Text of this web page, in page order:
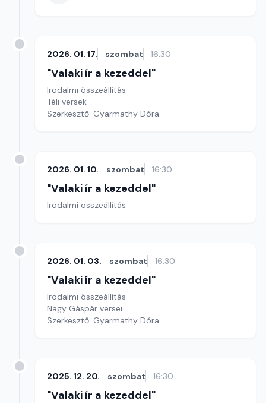
2026. 01. 17. szombat 16:30
"Valaki ír a kezeddel"
Irodalmi összeállítás
Téli versek
Szerkesztő: Gyarmathy Dóra
2026. 01. 10. szombat 16:30
"Valaki ír a kezeddel"
Irodalmi összeállítás
2026. 01. 03. szombat 16:30
"Valaki ír a kezeddel"
Irodalmi összeállítás
Nagy Gáspár versei
Szerkesztő: Gyarmathy Dóra
2025. 12. 20. szombat 16:30
"Valaki ír a kezeddel"